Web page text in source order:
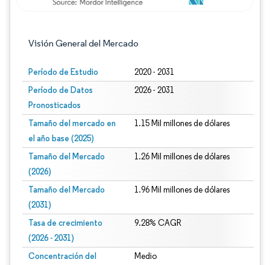
Visión General del Mercado
Período de Estudio 2020 - 2031
Período de Datos
Pronosticados
2026 - 2031
Tamaño del mercado en
el año base (2025)
1.15 Mil millones de dólares
Tamaño del Mercado
(2026)
1.26 Mil millones de dólares
Tamaño del Mercado
(2031)
1.96 Mil millones de dólares
Tasa de crecimiento
(2026 - 2031)
9.28% CAGR
Concentración del
Medio